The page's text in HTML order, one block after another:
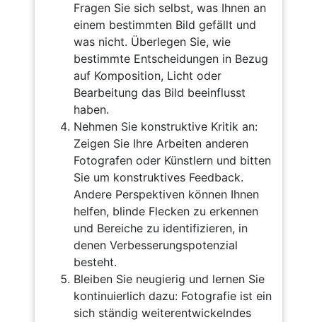
Fragen Sie sich selbst, was Ihnen an
einem bestimmten Bild gefällt und
was nicht. Überlegen Sie, wie
bestimmte Entscheidungen in Bezug
auf Komposition, Licht oder
Bearbeitung das Bild beeinflusst
haben.
Nehmen Sie konstruktive Kritik an:
Zeigen Sie Ihre Arbeiten anderen
Fotografen oder Künstlern und bitten
Sie um konstruktives Feedback.
Andere Perspektiven können Ihnen
helfen, blinde Flecken zu erkennen
und Bereiche zu identifizieren, in
denen Verbesserungspotenzial
besteht.
Bleiben Sie neugierig und lernen Sie
kontinuierlich dazu: Fotografie ist ein
sich ständig weiterentwickelndes